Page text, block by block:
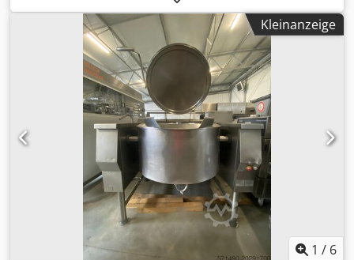
Dcsdpexdfccefx Agrjk
Kleinanzeige
1 / 6